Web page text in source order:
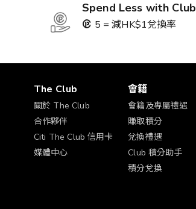
Spend Less with
5 = 減HK$1兌換率
The Club
關於 The Club
合作夥伴
Citi The Club 信用卡
媒體中心
會籍
會籍及專屬禮遇
賺取積分
兌換禮遇
Club 積分助手
積分兌換